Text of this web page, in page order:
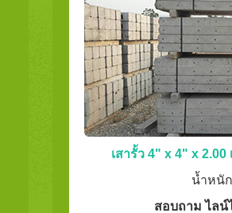
เสารั้ว 4" x 4" x 2.00
น้ำหนั
สอบถาม ไลน์